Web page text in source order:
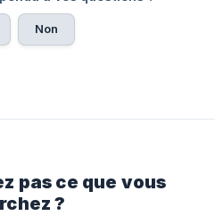
Non
pas ce que vous
?